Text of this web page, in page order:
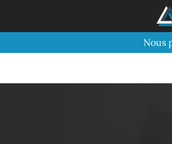
Nous